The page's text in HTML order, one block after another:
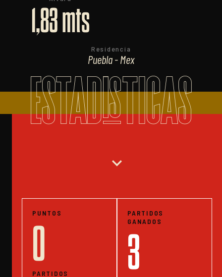
1,83 mts
Residencia
Puebla - Mex
ESTADISTICAS
expand_more
PUNTOS
0
PARTIDOS
PARTIDOS
GANADOS
3